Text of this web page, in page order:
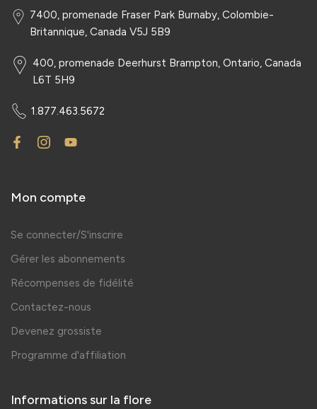
7400, promenade Fraser Park Burnaby, Colombie-
Britannique, Canada V5J 5B9
400, promenade Deerhurst Brampton, Ontario, Canada
L6T 5H9
1.877.463.5672
Mon compte
Se connecter/S'inscrire
Gérer les abonnements
Récompenses de fidélité
Contactez-nous
Devenez grossiste
Programme d'affiliation
Informations sur la flore